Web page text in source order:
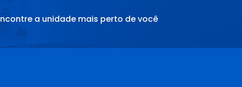
a unidade mais perto de você